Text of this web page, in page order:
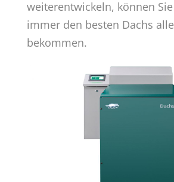
weiterentwickeln, können
immer den besten Dachs
bekommen.